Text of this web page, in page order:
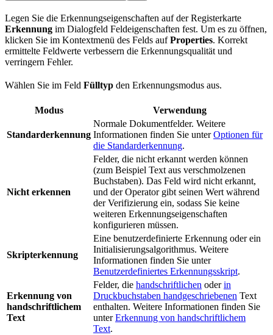
Legen Sie die Erkennungseigenschaften auf der Registerkarte
Erkennung im Dialogfeld Feldeigenschaften fest. Um es zu öffnen,
klicken Sie im Kontextmenü des Felds aufProperties. Korrekt
ermittelte Feldwerte verbessern die Erkennungsqualität und
verringern Fehler.
Wählen Sie im Feld Fülltyp den Erkennungsmodus aus.
Modus Verwendung
Standarderkennung
Normale Dokumentfelder. Weitere
Informationen finden Sie unterOptionen für
die Standarderkennung.
Nicht erkennen
Felder, die nicht erkannt werden können
(zum Beispiel Text aus verschmolzenen
Buchstaben). Das Feld wird nicht erkannt,
und der Operator gibt seinen Wert während
der Verifizierung ein, sodass Sie keine
weiteren Erkennungseigenschaften
konfigurieren müssen.
Skripterkennung
Eine benutzerdefinierte Erkennung oder ein
Initialisierungsalgorithmus. Weitere
Informationen finden Sie unter
Benutzerdefiniertes Erkennungsskript.
Erkennung von
handschriftlichem
Text
Felder, die handschriftlichen oderin
Druckbuchstaben handgeschriebenen Text
enthalten. Weitere Informationen finden Sie
unterErkennung von handschriftlichem
Text.